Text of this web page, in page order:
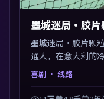
墨城迷局·胶片
墨城迷局·胶片颗
通人，在意大利的
枝裕和以喜剧类型
梁。
喜剧 · 线路